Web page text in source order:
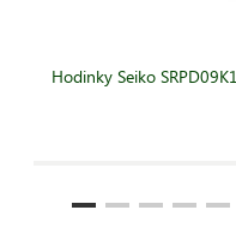
Hodinky Seiko